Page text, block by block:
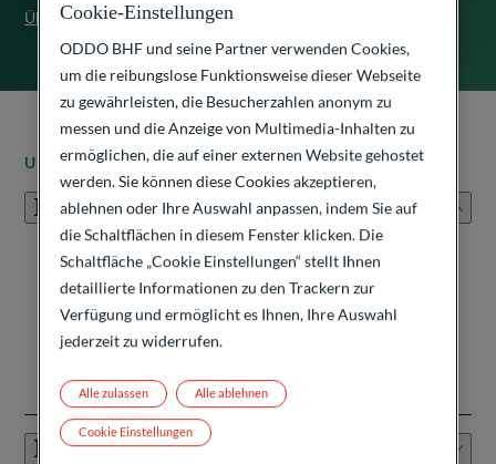
Über uns
UNSERE KUNDEN
Privatkundinnen und -kunden
Als strategische Beraterinnen und Berater, die sich durch
Vermögensverwalter bestrebt, die Erwartungen unserer
Kundinnen und Kunden zu übertreffen.
Institutionelle Anleger
Cookie-Einstellungen
ODDO BHF und seine Partner verwenden Cookies,
um die reibungslose Funktionsweise dieser Webseite
zu gewährleisten, die Besucherzahlen anonym zu
messen und die Anzeige von Multimedia-Inhalten zu
ermöglichen, die auf einer externen Website gehostet
werden. Sie können diese Cookies akzeptieren,
ablehnen oder Ihre Auswahl anpassen, indem Sie auf
die Schaltflächen in diesem Fenster klicken. Die
Schaltfläche „Cookie Einstellungen“ stellt Ihnen
detaillierte Informationen zu den Trackern zur
Verfügung und ermöglicht es Ihnen, Ihre Auswahl
jederzeit zu widerrufen.
Alle ablehnen
Alle zulassen
Cookie Einstellungen